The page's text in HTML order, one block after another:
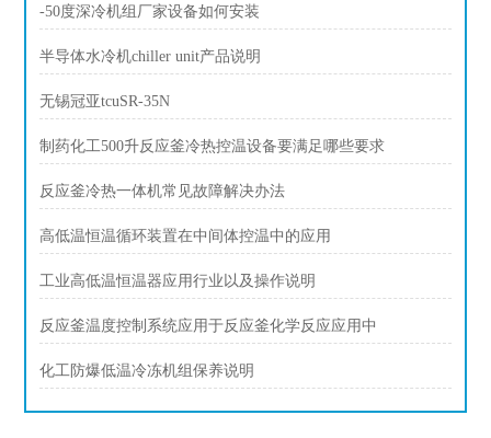
-50度深冷机组厂家设备如何安装
半导体水冷机chiller unit产品说明
无锡冠亚tcuSR-35N
制药化工500升反应釜冷热控温设备要满足哪些要求
反应釜冷热一体机常见故障解决办法
高低温恒温循环装置在中间体控温中的应用
工业高低温恒温器应用行业以及操作说明
反应釜温度控制系统应用于反应釜化学反应应用中
化工防爆低温冷冻机组保养说明